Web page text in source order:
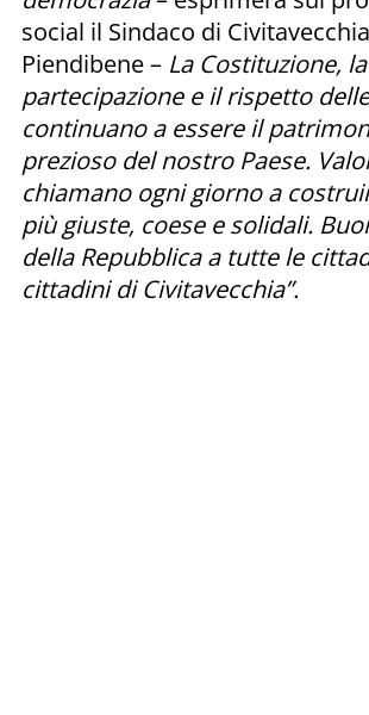
social il Sindaco di
Piendibene – La Costituzione,
partecipazione e il rispetto
continuano a essere il
prezioso del nostro Paese.
chiamano ogni giorno a
più giuste, coese e solidali.
della Repubblica a tutte le
cittadini di Civitavecchia”.